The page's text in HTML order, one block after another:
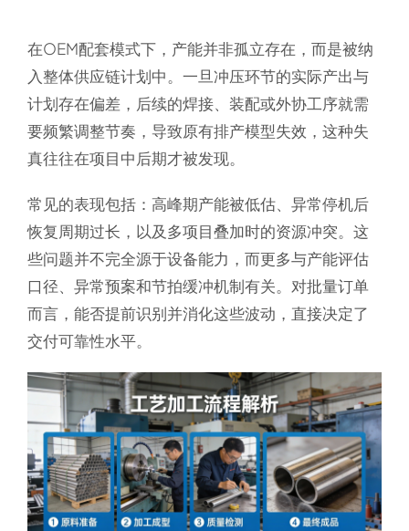
在OEM配套模式下，产能并非孤立存在，而是被纳
入整体供应链计划中。一旦冲压环节的实际产出与
计划存在偏差，后续的焊接、装配或外协工序就需
要频繁调整节奏，导致原有排产模型失效，这种失
真往往在项目中后期才被发现。
常见的表现包括：高峰期产能被低估、异常停机后
恢复周期过长，以及多项目叠加时的资源冲突。这
些问题并不完全源于设备能力，而更多与产能评估
口径、异常预案和节拍缓冲机制有关。对批量订单
而言，能否提前识别并消化这些波动，直接决定了
交付可靠性水平。